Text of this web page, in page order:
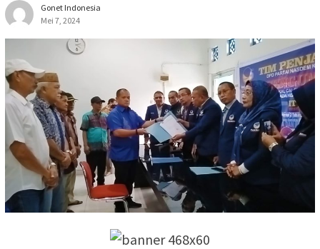
Gonet Indonesia
Mei 7, 2024